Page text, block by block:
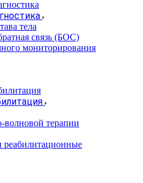
тела
связь (БОС)
мониторирования
волновой терапии
реабилитационные